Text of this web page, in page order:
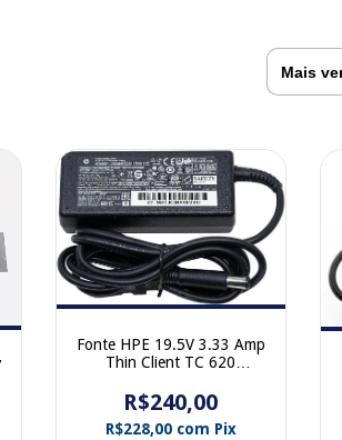
Fonte HPE 19.5V 3.33 Amp
Thin Client TC 620
R$240,00
R$228,00 com Pix